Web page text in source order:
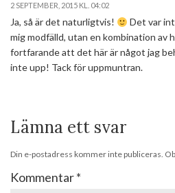
2 SEPTEMBER, 2015 KL. 04:02
Ja, så är det naturligtvis!
Det var
mig modfälld, utan en kombination av
fortfarande att det här är något jag
inte upp! Tack för uppmuntran.
Lämna ett svar
Din e-postadress kommer inte publiceras.
Kommentar*